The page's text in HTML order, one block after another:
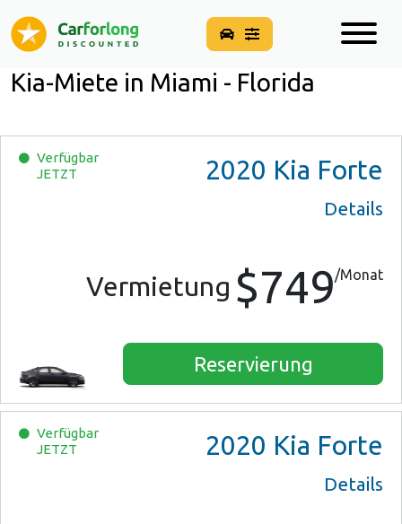
Kia-Miete in Miami - Florida
Verfügbar
JETZT
2020 Kia Forte
Details
Vermietung $749/Monat
Reservierung
Verfügbar
JETZT
2020 Kia Forte
Details